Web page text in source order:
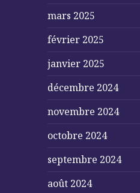
mars 2025
février 2025
janvier 2025
décembre 2024
novembre 2024
octobre 2024
septembre 2024
août 2024